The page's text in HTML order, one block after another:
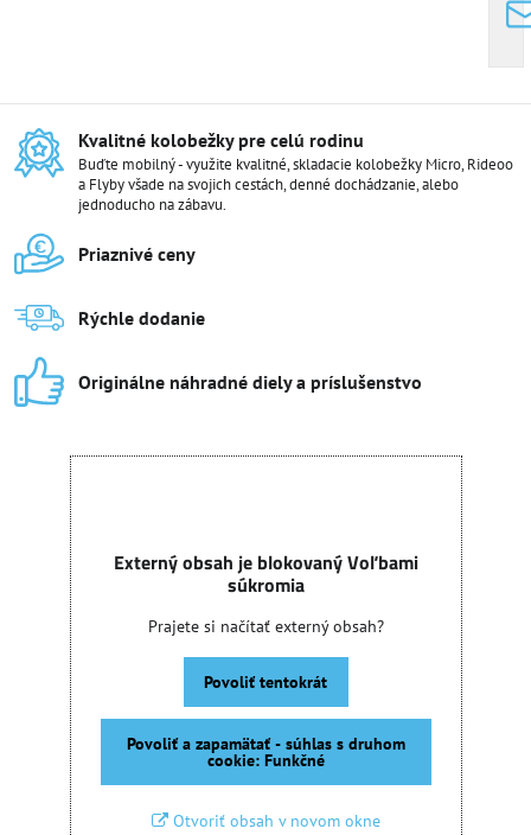
Kvalitné kolobežky pre celú rodinu
Buďte mobilný - využite kvalitné, skladacie kolobežky Micro, Rideoo
a Flyby všade na svojich cestách, denné dochádzanie, alebo
jednoducho na zábavu.
Priaznivé ceny
Rýchle dodanie
Originálne náhradné diely a príslušenstvo
Externý obsah je blokovaný Voľbami
súkromia
Prajete si načítať externý obsah?
Povoliť tentokrát
Povoliť a zapamätať - súhlas s druhom
cookie: Funkčné
Otvoriť obsah v novom okne